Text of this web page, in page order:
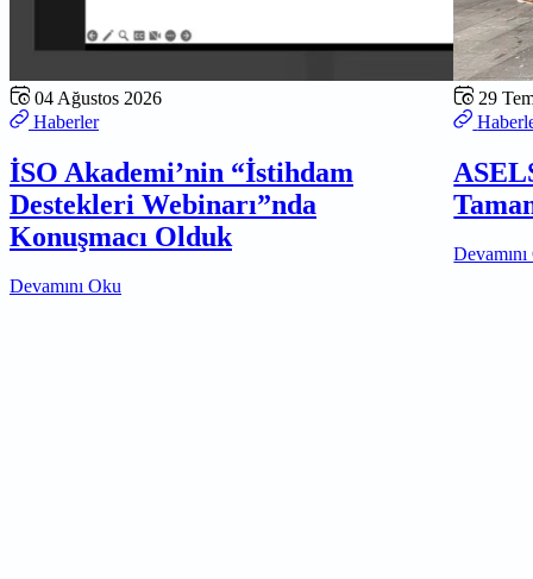
04 Ağustos 2026
Haberler
İSO Akademi’nin “İstihdam
Destekleri Webinarı”nda
Konuşmacı Olduk
Devamını Oku
29